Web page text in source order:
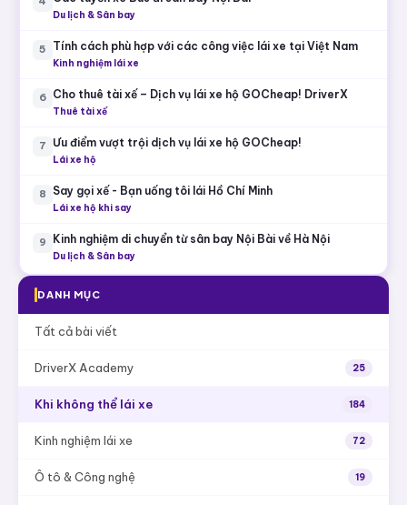
Du lịch & Sân bay
5 Tính cách phù hợp với các công việc lái xe tại Việt Nam
Kinh nghiệm lái xe
6 Cho thuê tài xế – Dịch vụ lái xe hộ GOCheap! DriverX
Thuê tài xế
7 Ưu điểm vượt trội dịch vụ lái xe hộ GOCheap!
Lái xe hộ
8 Say gọi xế - Bạn uống tôi lái Hồ Chí Minh
Lái xe hộ khi say
9 Kinh nghiệm di chuyển từ sân bay Nội Bài về Hà Nội
Du lịch & Sân bay
DANH MỤC
Tất cả bài viết
DriverX Academy 25
Khi không thể lái xe 184
Kinh nghiệm lái xe 72
Ô tô & Công nghệ 19